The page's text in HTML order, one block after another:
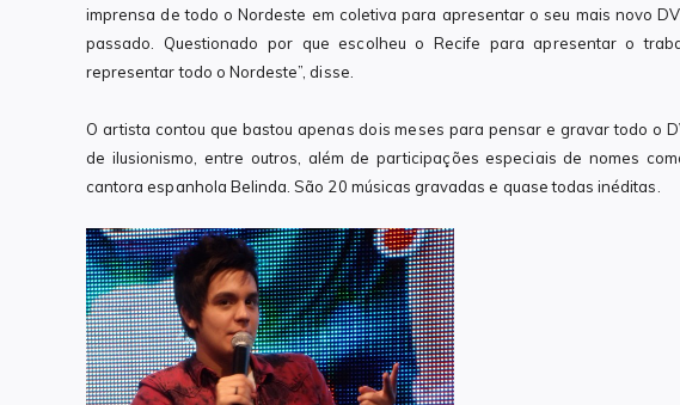
imprensa de todo o Nordeste em coletiva para apresentar o seu mais novo
passado. Questionado por que escolheu o Recife para apresentar o
representar todo o Nordeste”, disse.
O artista contou que bastou apenas dois meses para pensar e gravar todo o
de ilusionismo, entre outros, além de participações especiais de nomes
cantora espanhola Belinda. São 20 músicas gravadas e quase todas inéditas.